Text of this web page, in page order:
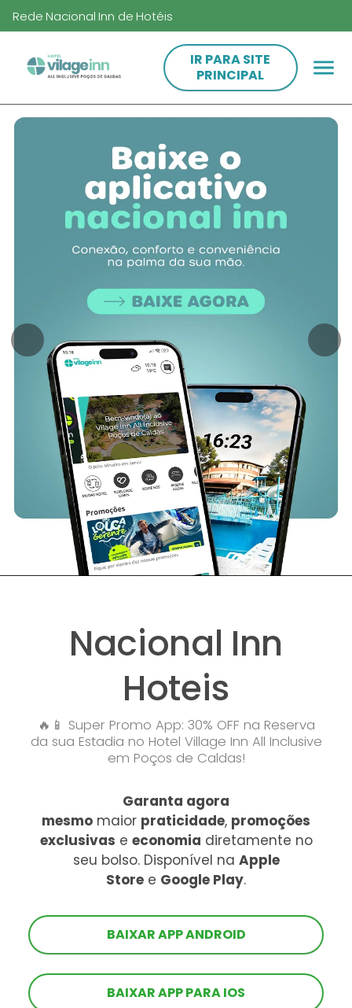
Rede Nacional Inn de Hotéis
IR PARA SITE
PRINCIPAL
Nacional Inn
Hoteis
🔥📱 Super Promo App: 30% OFF na Reserva
da sua Estadia no Hotel Village Inn All Inclusive
em Poços de Caldas!
Garanta agora
mesmo maior praticidade, promoções
exclusivas e economia diretamente no
seu bolso. Disponível na Apple
Store e Google Play.
BAIXAR APP ANDROID
BAIXAR APP PARA IOS